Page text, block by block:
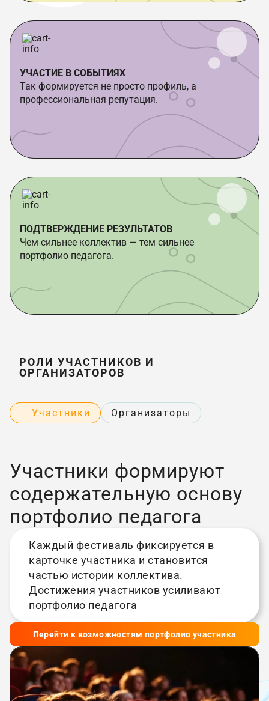
УЧАСТИЕ В СОБЫТИЯХ
Так формируется не просто профиль, а
профессиональная репутация.
ПОДТВЕРЖДЕНИЕ РЕЗУЛЬТАТОВ
Чем сильнее коллектив — тем сильнее
портфолио педагога.
РОЛИ УЧАСТНИКОВ И
ОРГАНИЗАТОРОВ
Участники Организаторы
Участники формируют
содержательную основу
портфолио педагога
Каждый фестиваль фиксируется в
карточке участника и становится
частью истории коллектива.
Достижения участников усиливают
портфолио педагога
Перейти к возможностям портфолио участника